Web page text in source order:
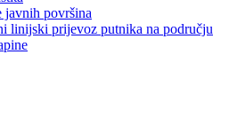
javnih površina
linijski prijevoz putnika na području